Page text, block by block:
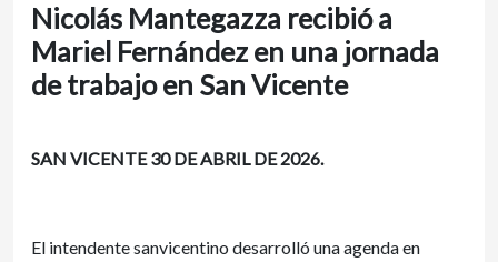
Nicolás Mantegazza recibió a
Mariel Fernández en una jornada
de trabajo en San Vicente
SAN VICENTE 30 DE ABRIL DE 2026.
El intendente sanvicentino desarrolló una agenda en